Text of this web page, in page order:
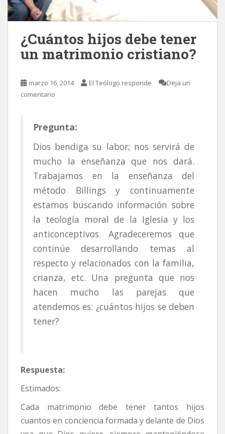
¿Cuántos hijos debe tener
un matrimonio cristiano?
marzo 16, 2014 El Teólogo responde
Deja un
comentario
Pregunta:
Dios bendiga su labor; nos servirá de
mucho la enseñanza que nos dará.
Trabajamos en la enseñanza del
método Billings y continuamente
estamos buscando información sobre
la teología moral de la Iglesia y los
anticonceptivos. Agradeceremos que
continúe desarrollando temas al
respecto y relacionados con la familia,
crianza, etc. Una pregunta que nos
hacen mucho las parejas que
atendemos es: ¿cuántos hijos se deben
tener?
Respuesta:
Estimados:
Cada matrimonio debe tener tantos hijos
cuantos en conciencia formada y delante de Dios